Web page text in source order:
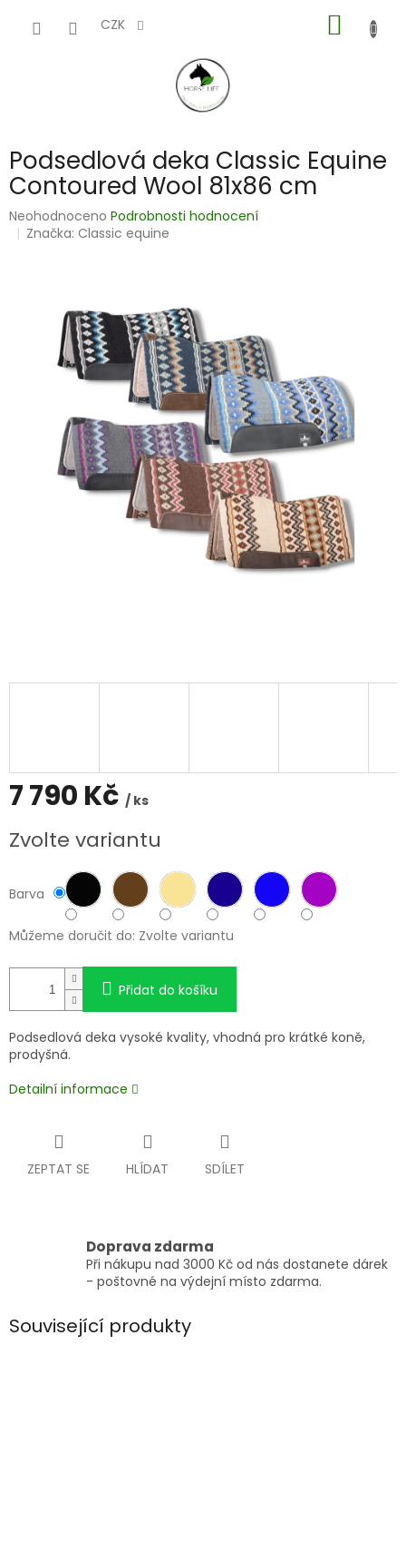
CZK
KOŠÍK
Podsedlová deka Classic Equine
Contoured Wool 81x86 cm
Průměrné
hodnocení
hvězdiček.
Neohodnoceno Podrobnosti hodnocení
Značka:Classic equine
7 790 Kč / ks
cena:
Zvolte variantu
Barva
Můžeme doručit do: Zvolte variantu
Přidat do košíku
Podsedlová deka vysoké kvality, vhodná pro krátké koně,
prodyšná.
Detailní informace
ZEPTAT SE HLÍDAT SDÍLET
Doprava zdarma
Při nákupu nad 3000 Kč od nás dostanete dárek
- poštovné na výdejní místo zdarma.
Související produkty